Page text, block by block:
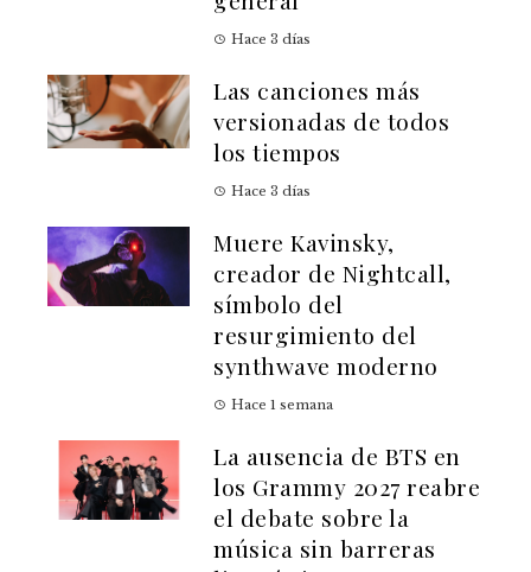
Hace 3 días
Las canciones más
versionadas de todos
los tiempos
Hace 3 días
Muere Kavinsky,
creador de Nightcall,
símbolo del
resurgimiento del
synthwave moderno
Hace 1 semana
La ausencia de BTS en
los Grammy 2027 reabre
el debate sobre la
música sin barreras